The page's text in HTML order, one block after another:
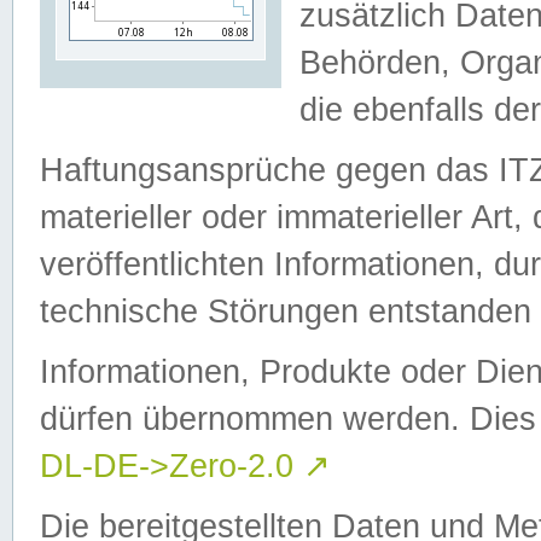
zusätzlich
Behörden,
die ebenfalls
Haftungsansprüche gegen das
materieller oder immaterieller
veröffentlichten Informationen,
technische Störungen
Informationen, Produkte oder
dürfen übernommen werden.
DL-DE->Zero-2.0 ↗
Die bereitgestellten Daten und